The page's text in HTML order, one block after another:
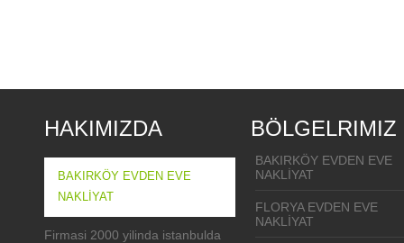
HAKIMIZDA
BAKIRKÖY EVDEN EVE
NAKLIYAT
Firmasi 2000 yilinda istanbulda
BÖLGELRIMIZ
BAKIRKÖY EVDEN EVE
NAKLIYAT
FLORYA EVDEN EVE
NAKLIYAT